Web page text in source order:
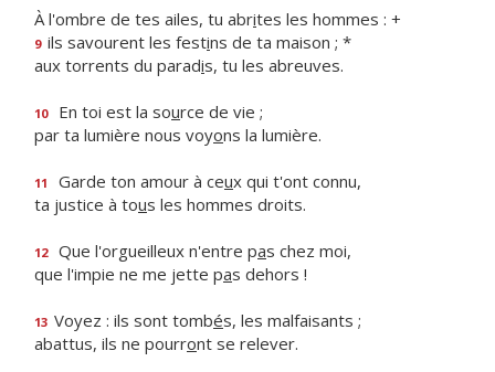
À l'ombre de tes ailes, tu abrites les hommes : +
9 ils savourent les festins de ta maison ; *
aux torrents du paradis, tu les abreuves.
10 En toi est la source de vie ;
par ta lumière nous voyons la lumière.
11 Garde ton amour à ceux qui t'ont connu,
ta justice à tous les hommes droits.
12 Que l'orgueilleux n'entre pas chez moi,
que l'impie ne me jette pas dehors !
13 Voyez : ils sont tombés, les malfaisants ;
abattus, ils ne pourront se relever.